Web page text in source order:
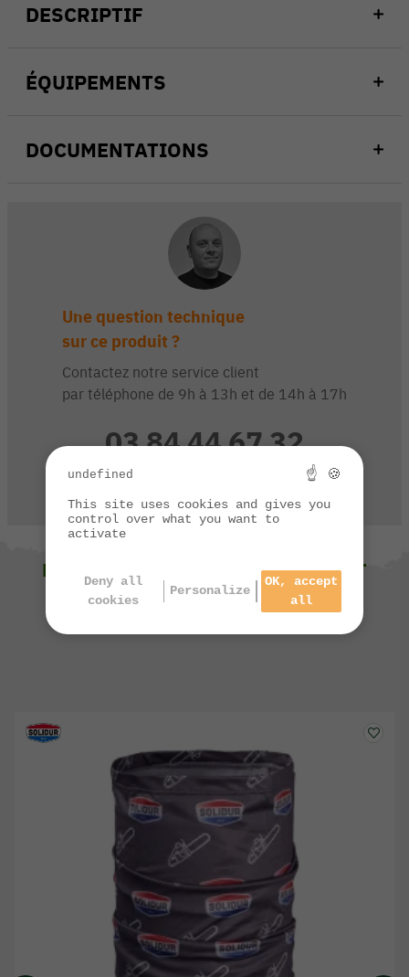
DESCRIPTIF
ÉQUIPEMENTS
DOCUMENTATIONS
Une question technique
sur ce produit ?
Contactez notre service client
par téléphone de 9h à 13h et de 14h à 17h
03 84 44 67 32
CONTACTEZ-NOUS
NOUS VOUS SUGGÉRONS ÉGALEMENT
undefined ☝ 🍪
This site uses cookies and gives you
control over what you want to
activate
Deny all
cookies
Personalize
OK, accept
all